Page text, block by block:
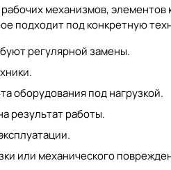
механизмов,
подходит под конкретную
регулярной замены.
оборудования под нагрузкой.
результат работы.
или механического